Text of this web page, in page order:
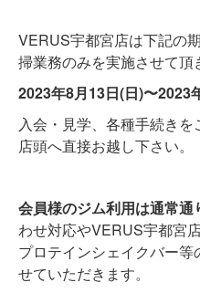
VERUS宇都宮店は下記の
掃業務のみを実施させて頂
2023年8月13日(日)〜2023
入会・見学、各種手続き
店頭へ直接お越し下さい。
会員様のジム利用は通常通
わせ対応やVERUS宇都宮
プロテインシェイクバー
せていただきます。